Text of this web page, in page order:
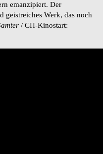
emanzipiert. Der
geistreiches Werk, das noch
/ CH-Kinostart: